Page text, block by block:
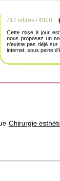
717 lettres / 4000
Cette mise à jour
nous proposez un
n'existe pas déjà
internet, sous peine
Chirurgie